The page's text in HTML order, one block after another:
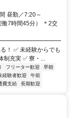
昼勤／7:20～
7時間45分） ＊2交
！ ✅ 未経験からでも
充実 ✅ 寮・...
フリーター歓迎
早朝
経験者歓迎
午前
費支給 長期歓迎